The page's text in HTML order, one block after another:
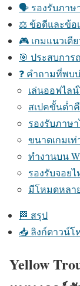
🗣️ รองรับภาษ
⚖️ ข้อดีและข้อ
🎮 เกมแนวเดี
🎯 ประสบกา
❓ คำถามที่พบ
เล่นออฟไล
สเปคขั้นต่ำ
รองรับภาษ
ขนาดเกมเท่
ทำงานบน
รองรับจอยไ
มีโหมดหลา
🏁 สรุป
📥 ลิงก์ดาวน์โ
Yellow